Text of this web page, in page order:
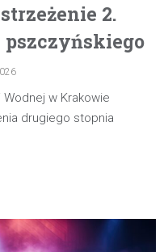
2.
w Krakowie
drugiego stopnia